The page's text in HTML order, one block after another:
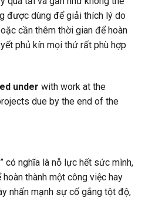
được dùng để giải thích lý do
cần thêm thời gian để hoàn
phủ kín mọi thứ rất phù hợp
under with work at the
due by the end of the
có nghĩa là nỗ lực hết sức mình,
thành một công việc hay
nhấn mạnh sự cố gắng tột độ,